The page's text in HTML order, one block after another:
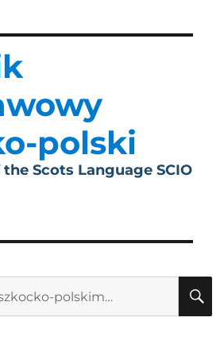
polski
Scots Language SCIO